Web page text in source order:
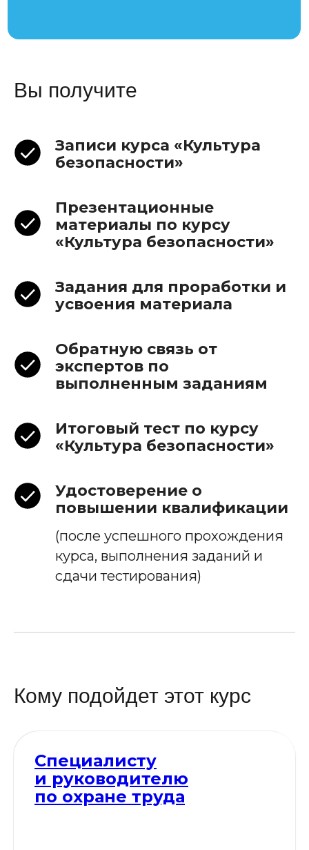
Вы получите
Записи курса «Культура
безопасности»
Презентационные
материалы по курсу
«Культура безопасности»
Задания для проработки и
усвоения материала
Обратную связь от
экспертов по
выполненным заданиям
Итоговый тест по курсу
«Культура безопасности»
Удостоверение о
повышении квалификации
(после успешного прохождения
курса, выполнения заданий и
сдачи тестирования)
Кому подойдет этот курс
Специалисту
и руководителю
по охране труда